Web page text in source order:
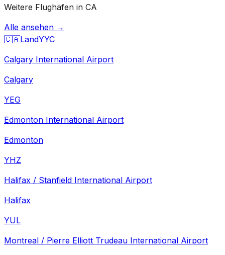
Weitere Flughäfen in CA
Alle ansehen →
🇨🇦LandYYC
Calgary International Airport
Calgary
YEG
Edmonton International Airport
Edmonton
YHZ
Halifax / Stanfield International Airport
Halifax
YUL
Montreal / Pierre Elliott Trudeau International Airport